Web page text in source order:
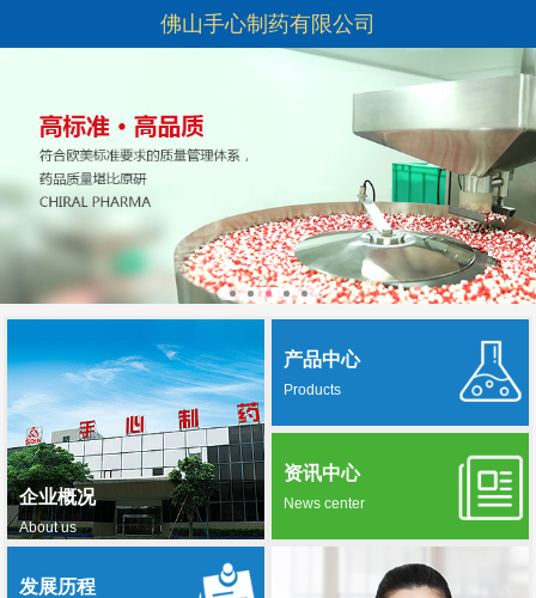
佛山手心制药有限公司
企业概况
About us
产品中心
Products
资讯中心
News center
发展历程